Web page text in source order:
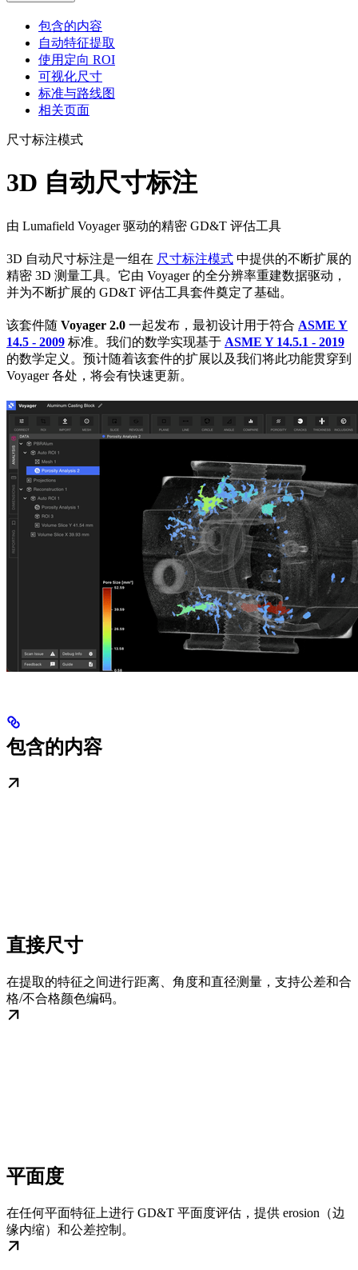
包含的内容
自动特征提取
使用定向 ROI
可视化尺寸
标准与路线图
相关页面
尺寸标注模式
3D 自动尺寸标注
由 Lumafield Voyager 驱动的精密 GD&T 评估工具
3D 自动尺寸标注是一组在 尺寸标注模式 中提供的不断扩展的
精密 3D 测量工具。它由 Voyager 的全分辨率重建数据驱动，
并为不断扩展的 GD&T 评估工具套件奠定了基础。
该套件随 Voyager 2.0 一起发布，最初设计用于符合 ASME Y
14.5 - 2009 标准。我们的数学实现基于 ASME Y 14.5.1 - 2019
的数学定义。预计随着该套件的扩展以及我们将此功能贯穿到
Voyager 各处，将会有快速更新。
包含的内容
直接尺寸
在提取的特征之间进行距离、角度和直径测量，支持公差和合
格/不合格颜色编码。
平面度
在任何平面特征上进行 GD&T 平面度评估，提供 erosion（边
缘内缩）和公差控制。